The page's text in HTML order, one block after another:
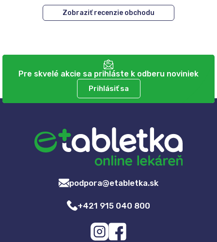
Zobraziť recenzie obchodu
Pre skvelé akcie sa prihláste k odberu noviniek
Prihlásiť sa
podpora@etabletka.sk
+421 915 040 800